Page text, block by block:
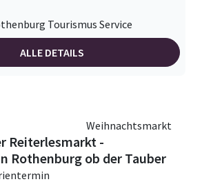
Tourismus Service
ALLE DETAILS
Weihnachtsmarkt
Reiterlesmarkt -
Rothenburg ob der Tauber